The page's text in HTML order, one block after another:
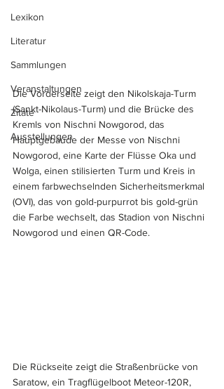
Lexikon
Literatur
Sammlungen
Veranstaltungen
Zitate
Ausstellungen
Die Vorderseite zeigt den Nikolskaja-Turm
(Sankt-Nikolaus-Turm) und die Brücke des
Kremls von Nischni Nowgorod, das
Hauptgebäude der Messe von Nischni
Nowgorod, eine Karte der Flüsse Oka und
Wolga, einen stilisierten Turm und Kreis in
einem farbwechselnden Sicherheitsmerkmal
(OVI), das von gold-purpurrot bis gold-grün
die Farbe wechselt, das Stadion von Nischni
Nowgorod und einen QR-Code.
Die Rückseite zeigt die Straßenbrücke von
Saratow, ein Tragflügelboot Meteor-120R,